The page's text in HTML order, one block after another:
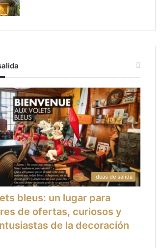
Ideas de salida
bleus: un lugar para
de ofertas, curiosos y
de la decoración